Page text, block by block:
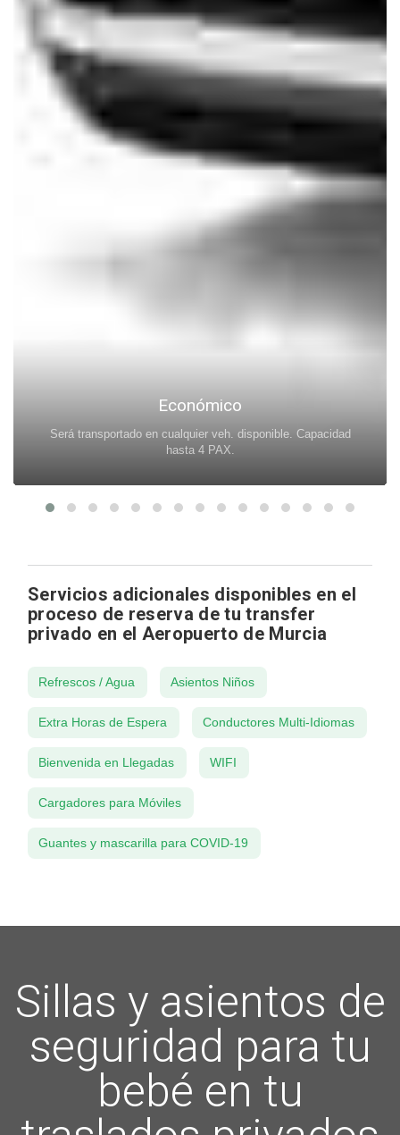
Económico
Será transportado en cualquier veh. disponible. Capacidad
hasta 4 PAX.
Servicios adicionales disponibles en el
proceso de reserva de tu transfer
privado en el Aeropuerto de Murcia
Refrescos / Agua Asientos Niños
Extra Horas de Espera Conductores Multi-Idiomas
Bienvenida en Llegadas WIFI
Cargadores para Móviles
Guantes y mascarilla para COVID-19
Sillas y asientos de
seguridad para tu
bebé en tu